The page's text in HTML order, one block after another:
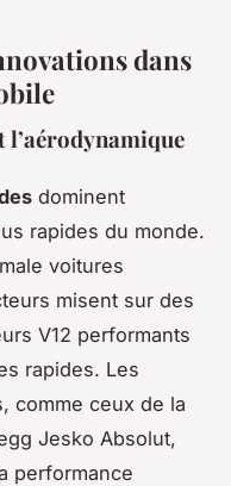
dans
l’aérodynamique
dominent
rapides du monde.
voitures
misent sur des
V12 performants
rapides. Les
comme ceux de la
Jesko Absolut,
performance